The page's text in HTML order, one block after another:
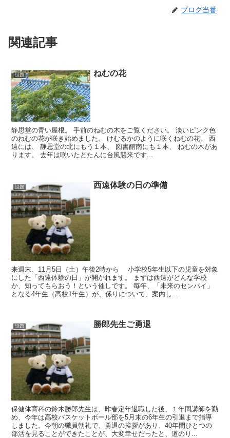
ブログ当番
関連記事
話題 ねむの花
静思堂の青い屋根。 手前のねむの木をご覧ください。 淡いピンク色
のねむの花が咲き始めました。 けむるかのように咲くねむの花。 西
遠には、 静思堂の北にもう１本、 図書館南にも１本、 ねむの木があ
ります。 去年は咲いたとたんに台風襲来です...
話題 西遠体験の日の準備
来週末、11月5日（土）午後2時から 小学校5年生以下の児童を対象
にした「西遠体験の日」が開かれます。 まずは西遠がどんな学校
か、知ってもらおう！という催しです。 毎年、「未来のセンパイ」
となる4年生（高校1年生）が、係りについて、案内し...
話題 勝郎先生ご勇退
保健体育科の鈴木勝郎先生は、昨春定年退職した後、１年間講師を勤
め、今年は高校バスケットボール部を5月末の6年生の引退まで指導
しました。今朝の職員朝礼で、勇退の挨拶があり、40年間ひとつの
部活を見ることができたことが、大変幸せだったと、道のり...